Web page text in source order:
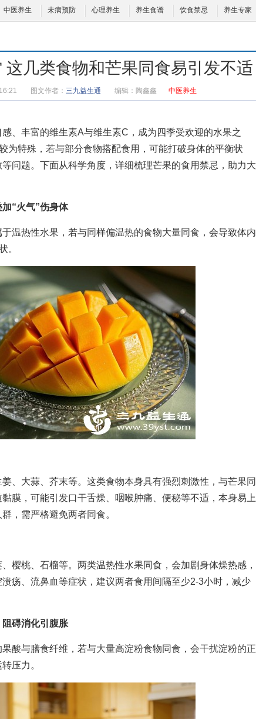
中医养生 未病预防 心理养生 养生食谱 饮食禁忌 养生专家
这几类食物和芒果同食易引发不适
图文作者： 三九益生通 编辑： 陶鑫鑫 中医养生
丰富的维生素A与维生素C，成为四季受欢迎的水果之
为特殊，若与部分食物搭配食用，可能打破身体的平衡状
问题。下面从科学角度，详细梳理芒果的食用禁忌 ，助力大
“火气”伤身体
热性水果，若与同样偏温热的食物大量同食，会导致体内
。
大蒜、芥末等。这类食物本身具有强烈刺激性，与芒果同
膜，可能引发口干舌燥、咽喉肿痛、便秘等不适，本身易上
，需严格避免两者同食。
桃、石榴等。两类温热性水果同食，会加剧身体燥热感，
疡、流鼻血等症状，建议两者食用间隔至少2-3小时，减少
碍消化引腹胀
与膳食纤维，若与大量高淀粉食物同食，会干扰淀粉的正
压力。